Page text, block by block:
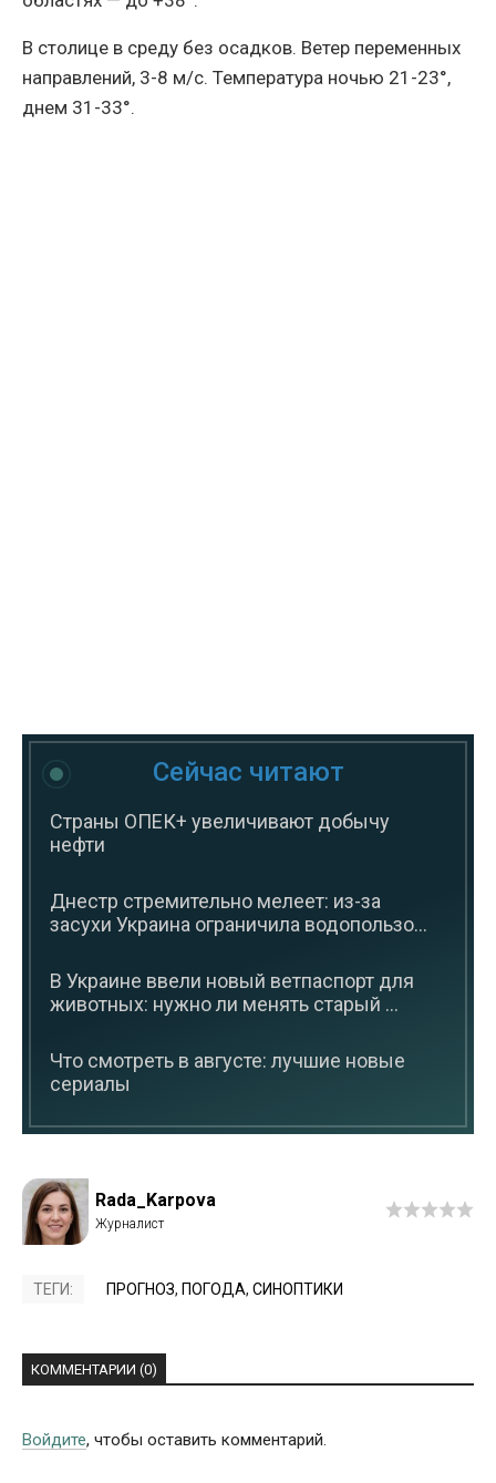
В столице в среду без осадков. Ветер переменных
направлений, 3-8 м/с. Температура ночью 21-23°,
днем 31-33°.
Сейчас читают
Страны ОПЕК+ увеличивают добычу
нефти
Днестр стремительно мелеет: из-за
засухи Украина ограничила водопользо...
В Украине ввели новый ветпаспорт для
животных: нужно ли менять старый ...
Что смотреть в августе: лучшие новые
сериалы
Rada_Karpova
ТЕГИ: ПРОГНОЗ, ПОГОДА, СИНОПТИКИ
КОММЕНТАРИИ (0)
Войдите, чтобы оставить комментарий.